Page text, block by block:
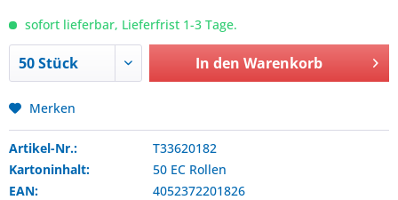
sofort lieferbar, Lieferfrist 1-3 Tage.
In den Warenkorb
Merken
Artikel-Nr.:
T33620182
Kartoninhalt:
50 EC Rollen
EAN:
4052372201826